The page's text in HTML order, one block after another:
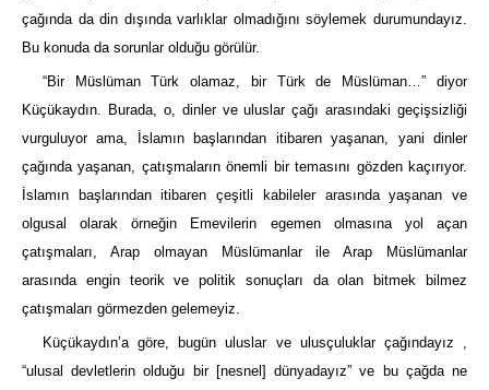
çağında da din dışında varlıklar olmadığını söylemek durumundayız.
Bu konuda da sorunlar olduğu görülür.
“Bir Müslüman Türk olamaz, bir Türk de Müslüman…” diyor
Küçükaydın. Burada, o, dinler ve uluslar çağı arasındaki geçişsizliği
vurguluyor ama, İslamın başlarından itibaren yaşanan, yani dinler
çağında yaşanan, çatışmaların önemli bir temasını gözden kaçırıyor.
İslamın başlarından itibaren çeşitli kabileler arasında yaşanan ve
olgusal olarak örneğin Emevilerin egemen olmasına yol açan
çatışmaları, Arap olmayan Müslümanlar ile Arap Müslümanlar
arasında engin teorik ve politik sonuçları da olan bitmek bilmez
çatışmaları görmezden gelemeyiz.
Küçükaydın’a göre, bugün uluslar ve ulusçuluklar çağındayız ,
“ulusal devletlerin olduğu bir [nesnel] dünyadayız” ve bu çağda ne